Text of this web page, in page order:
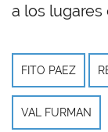
a los
FITO PAEZ
VAL FURMAN